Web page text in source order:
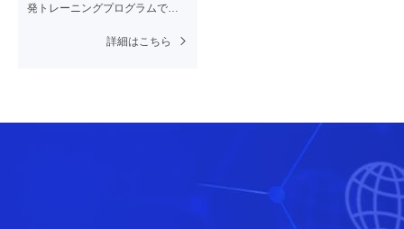
発トレーニングプログラムで
詳細はこちら